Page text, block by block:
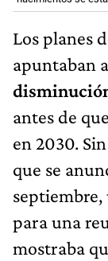
Los planes
apuntaban
antes de
en 2030.
que se
para una
mostraba